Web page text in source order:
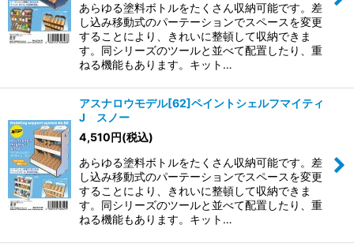
あらゆる塗料ボトルをたくさん収納可能です。差
し込み移動式のパーテーションでスペースを変更
することにより、きれいに整頓して収納できま
す。同シリーズのツールと並べて配置したり、重
ねる機能もあります。キット…
アスナロウモデル[62]ペイントシェルフマイティ
J スノー
4,510円(税込)
あらゆる塗料ボトルをたくさん収納可能です。差
し込み移動式のパーテーションでスペースを変更
することにより、きれいに整頓して収納できま
す。同シリーズのツールと並べて配置したり、重
ねる機能もあります。キット…